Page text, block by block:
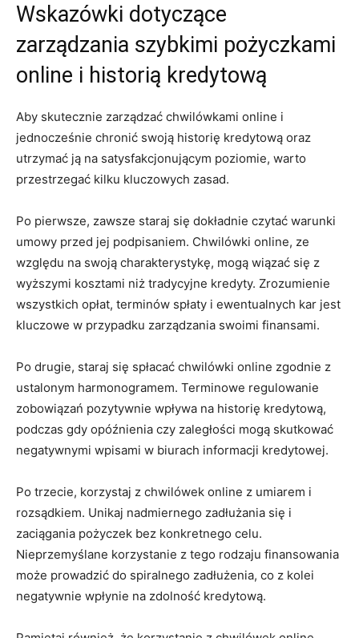
Wskazówki dotyczące
zarządzania szybkimi pożyczkami
online i historią kredytową
Aby skutecznie zarządzać chwilówkami online i
jednocześnie chronić swoją historię kredytową oraz
utrzymać ją na satysfakcjonującym poziomie, warto
przestrzegać kilku kluczowych zasad.
Po pierwsze, zawsze staraj się dokładnie czytać warunki
umowy przed jej podpisaniem. Chwilówki online, ze
względu na swoją charakterystykę, mogą wiązać się z
wyższymi kosztami niż tradycyjne kredyty. Zrozumienie
wszystkich opłat, terminów spłaty i ewentualnych kar jest
kluczowe w przypadku zarządzania swoimi finansami.
Po drugie, staraj się spłacać chwilówki online zgodnie z
ustalonym harmonogramem. Terminowe regulowanie
zobowiązań pozytywnie wpływa na historię kredytową,
podczas gdy opóźnienia czy zaległości mogą skutkować
negatywnymi wpisami w biurach informacji kredytowej.
Po trzecie, korzystaj z chwilówek online z umiarem i
rozsądkiem. Unikaj nadmiernego zadłużania się i
zaciągania pożyczek bez konkretnego celu.
Nieprzemyślane korzystanie z tego rodzaju finansowania
może prowadzić do spiralnego zadłużenia, co z kolei
negatywnie wpłynie na zdolność kredytową.